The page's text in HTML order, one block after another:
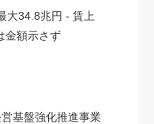
大34.8兆円 - 賃上
金額示さず
基盤強化推進事業